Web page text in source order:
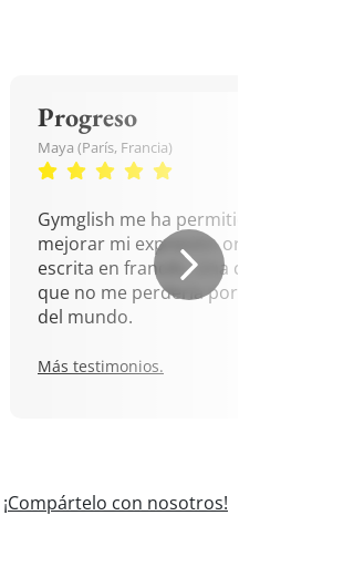
Progreso
Maya (París, Francia)
Gymglish me ha permitido
mejorar mi expresión oral y
escrita en francés. Una cita
que no me perdería por nada
del mundo.
Más testimonios.
¡Compártelo con nosotros!